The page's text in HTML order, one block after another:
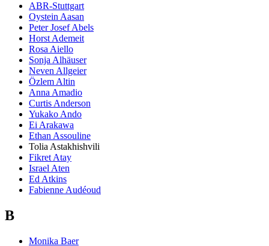
ABR-Stuttgart
Oystein Aasan
Peter Josef Abels
Horst Ademeit
Rosa Aiello
Sonja Alhäuser
Neven Allgeier
Özlem Altin
Anna Amadio
Curtis Anderson
Yukako Ando
Ei Arakawa
Ethan Assouline
Tolia Astakhishvili
Fikret Atay
Israel Aten
Ed Atkins
Fabienne Audéoud
B
Monika Baer